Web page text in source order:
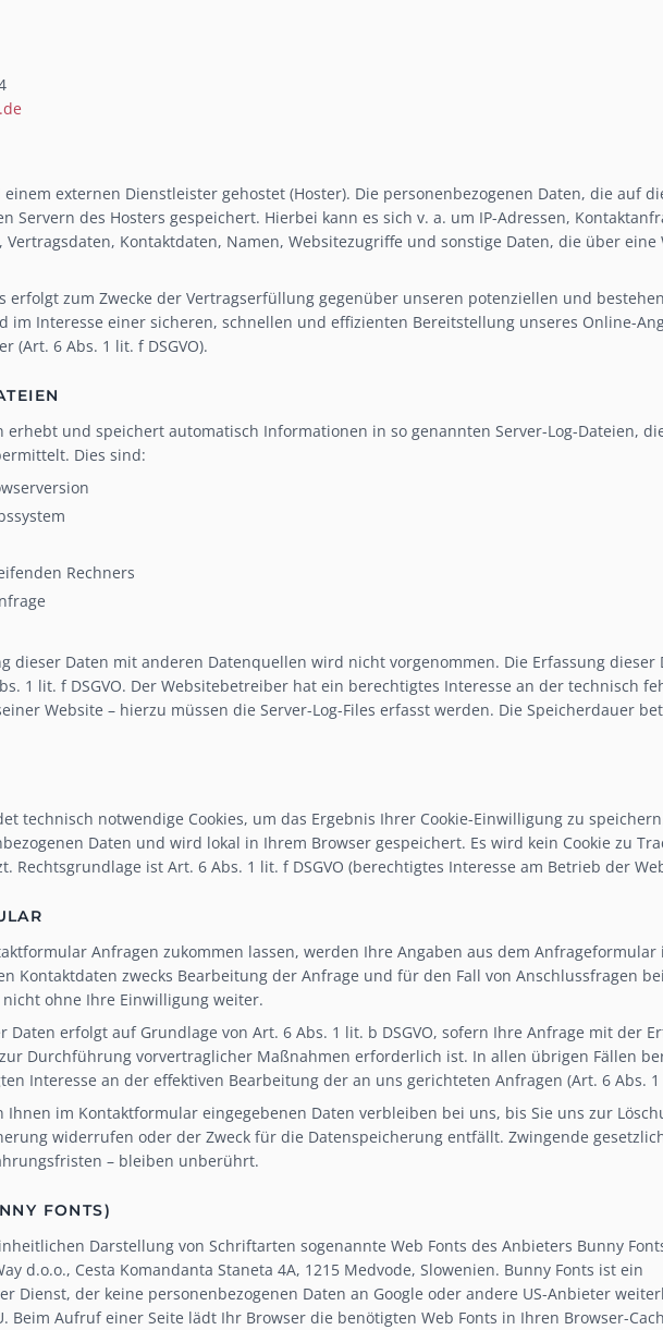
externen Dienstleister gehostet (Hoster). Die personenbezogenen Daten, die auf
Servern des Hosters gespeichert. Hierbei kann es sich v. a. um IP-Adressen,
Vertragsdaten, Kontaktdaten, Namen, Websitezugriffe und sonstige Daten, die über
erfolgt zum Zwecke der Vertragserfüllung gegenüber unseren potenziellen und
im Interesse einer sicheren, schnellen und effizienten Bereitstellung unseres Online-
(Art. 6 Abs. 1 lit. f DSGVO).
erhebt und speichert automatisch Informationen in so genannten Server-Log-Dateien,
Dies sind:
Rechners
dieser Daten mit anderen Datenquellen wird nicht vorgenommen. Die Erfassung dieser
1 lit. f DSGVO. Der Websitebetreiber hat ein berechtigtes Interesse an der technisch
Website – hierzu müssen die Server-Log-Files erfasst werden. Die Speicherdauer
technisch notwendige Cookies, um das Ergebnis Ihrer Cookie-Einwilligung zu
Daten und wird lokal in Ihrem Browser gespeichert. Es wird kein Cookie zu
Rechtsgrundlage ist Art. 6 Abs. 1 lit. f DSGVO (berechtigtes Interesse am Betrieb der
Anfragen zukommen lassen, werden Ihre Angaben aus dem Anfrageformular
Kontaktdaten zwecks Bearbeitung der Anfrage und für den Fall von Anschlussfragen
ohne Ihre Einwilligung weiter.
Daten erfolgt auf Grundlage von Art. 6 Abs. 1 lit. b DSGVO, sofern Ihre Anfrage mit der
Durchführung vorvertraglicher Maßnahmen erforderlich ist. In allen übrigen Fällen
Interesse an der effektiven Bearbeitung der an uns gerichteten Anfragen (Art. 6 Abs. 1
Ihnen im Kontaktformular eingegebenen Daten verbleiben bei uns, bis Sie uns zur
widerrufen oder der Zweck für die Datenspeicherung entfällt. Zwingende
– bleiben unberührt.
FONTS)
Darstellung von Schriftarten sogenannte Web Fonts des Anbieters Bunny
d.o.o., Cesta Komandanta Staneta 4A, 1215 Medvode, Slowenien. Bunny Fonts ist ein
Dienst, der keine personenbezogenen Daten an Google oder andere US-Anbieter
Beim Aufruf einer Seite lädt Ihr Browser die benötigten Web Fonts in Ihren Browser-